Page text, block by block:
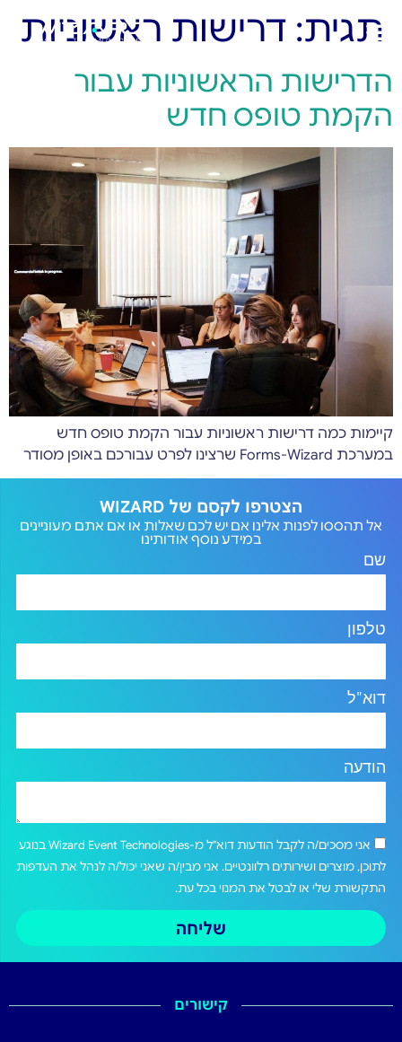
תגית: דרישות ראשוניות
הדרישות הראשוניות עבור
הקמת טופס חדש
קיימות כמה דרישות ראשוניות עבור הקמת טופס חדש
במערכת Forms-Wizard שרצינו לפרט עבורכם באופן מסודר
הצטרפו לקסם של WIZARD
אל תהססו לפנות אלינו אם יש לכם שאלות או אם אתם מעוניינים
במידע נוסף אודותינו
שם
טלפון
דוא"ל
הודעה
אני מסכים/ה לקבל הודעות דוא"ל מ-Wizard Event Technologies בנוגע
לתוכן, מוצרים ושירותים רלוונטיים. אני מבין/ה שאני יכול/ה לנהל את העדפות
התקשורת שלי או לבטל את המנוי בכל עת.
שליחה
קישורים